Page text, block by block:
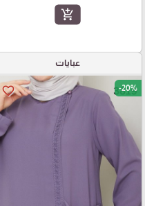
add_shopping_cart
عبايات
favorite_border -20%